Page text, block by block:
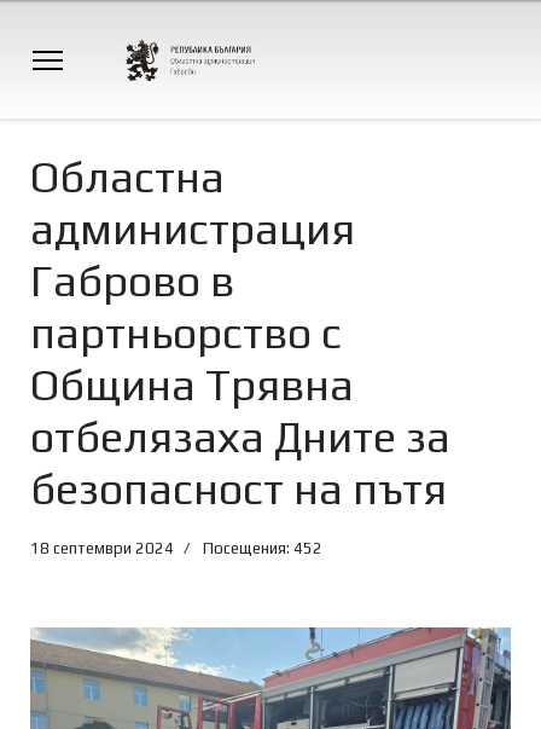
Областна
администрация
Габрово в
партньорство с
Община Трявна
отбелязаха Дните за
безопасност на пътя
18 септември 2024 Посещения: 452